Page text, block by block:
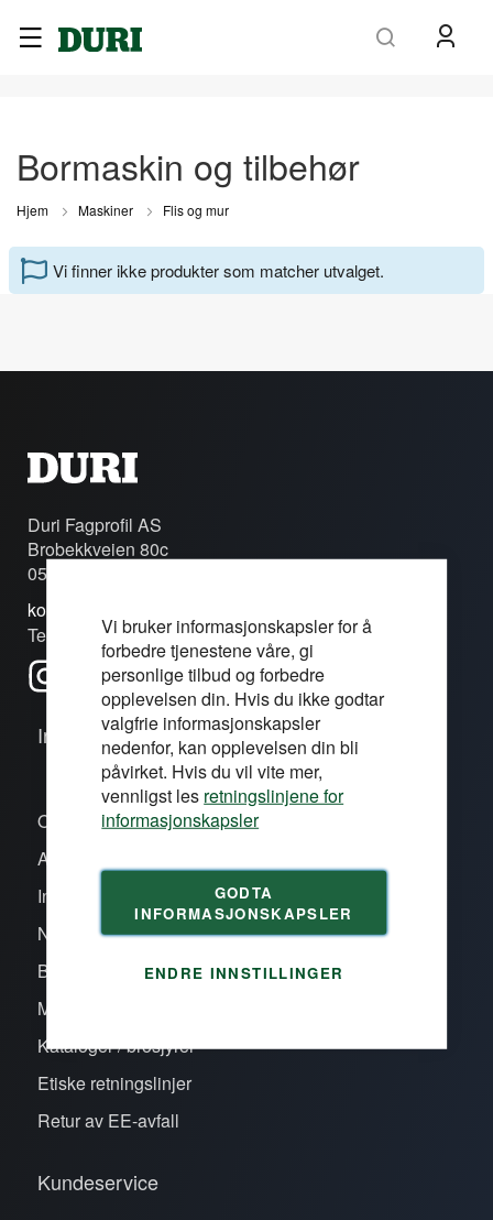
Vi bruker informasjonskapsler for å
forbedre tjenestene våre, gi
personlige tilbud og forbedre
opplevelsen din. Hvis du ikke godtar
valgfrie informasjonskapsler
nedenfor, kan opplevelsen din bli
påvirket. Hvis du vil vite mer,
vennligst les retningslinjene for
informasjonskapsler
GODTA
INFORMASJONSKAPSLER
ENDRE INNSTILLINGER
Bormaskin og tilbehør
Hjem Maskiner Flis og mur
Vi finner ikke produkter som matcher utvalget.
Duri Fagprofil AS
Brobekkveien 80c
0582 Oslo
kontakt@duri.no
Tel: (+47) 24 13 13 50
Informasjon
Om oss/våre proffsentre
Aktiviteter
Inspirasjon
Nye produkter
Bli kunde
Merker
Kataloger / brosjyrer
Etiske retningslinjer
Retur av EE-avfall
Kundeservice